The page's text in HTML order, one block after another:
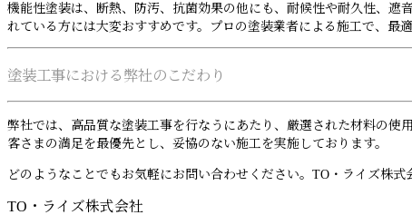
機能性塗装は、断熱、防汚、抗菌効果の他にも、耐候性や耐久性、遮
れている方には大変おすすめです。プロの塗装業者による施工で、最
塗装工事における弊社のこだわり
弊社では、高品質な塗装工事を行なうにあたり、厳選された材料の使
客さまの満足を最優先とし、妥協のない施工を実施しております。
どのようなことでもお気軽にお問い合わせください。TO・ライズ株式
TO・ライズ株式会社